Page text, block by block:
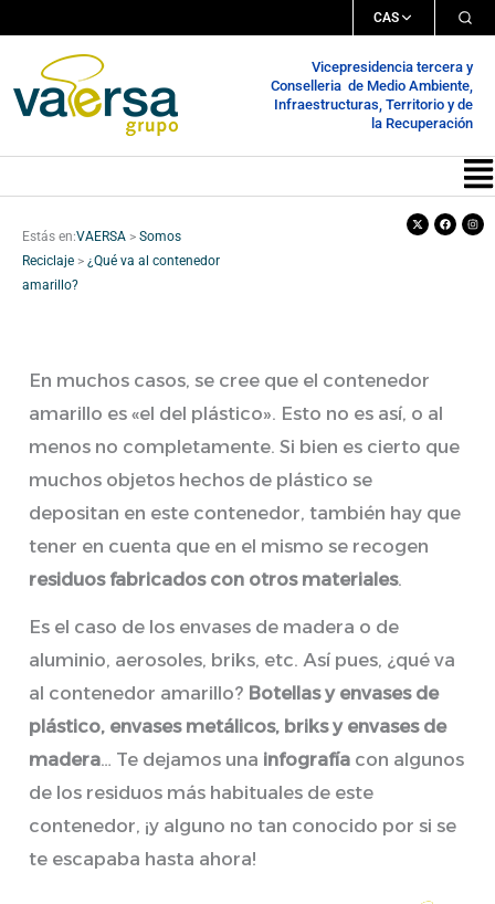
contenido
CAS
Vicepresidencia tercera y
Conselleria de Medio Ambiente,
Infraestructuras, Territorio y de
la Recuperación
Estás en:VAERSA > Somos
Reciclaje > ¿Qué va al contenedor
amarillo?
X-
twitter
Facebook
En muchos casos, se cree que el contenedor
amarillo es «el del plástico». Esto no es así, o al
menos no completamente. Si bien es cierto que
muchos objetos hechos de plástico se
depositan en este contenedor, también hay que
tener en cuenta que en el mismo se recogen
residuos fabricados con otros materiales.
Es el caso de los envases de madera o de
aluminio, aerosoles, briks, etc. Así pues, ¿qué va
al contenedor amarillo? Botellas y envases de
plástico, envases metálicos, briks y envases de
madera… Te dejamos una infografía con algunos
de los residuos más habituales de este
contenedor, ¡y alguno no tan conocido por si se
te escapaba hasta ahora!